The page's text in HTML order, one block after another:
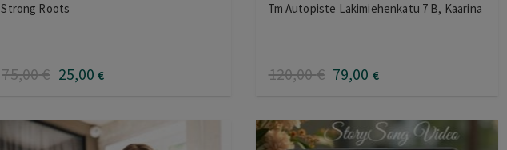
Strong Roots
75,00€ 25,00 €
Tm Autopiste Lakimiehenkatu 7 B, Kaarina
120,00€ 79,00 €